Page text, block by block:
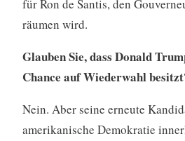
für Ron de Santis, den
räumen wird.
Glauben Sie, dass Donald
Chance auf Wiederwahl
Nein. Aber seine erneute
amerikanische Demokratie